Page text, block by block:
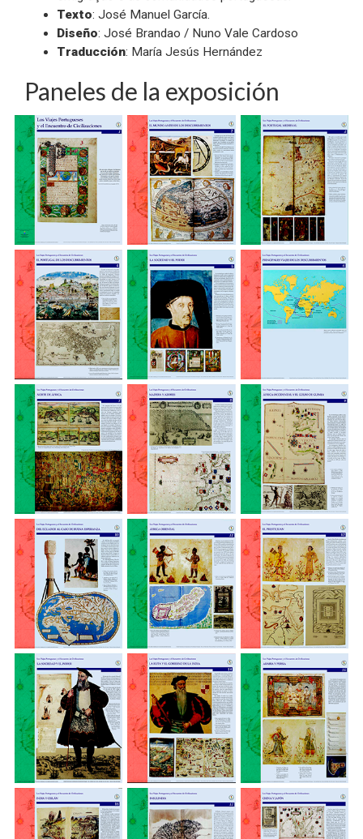
Texto: José Manuel García.
Diseño: José Brandao / Nuno Vale Cardoso
Traducción: María Jesús Hernández
Paneles de la exposición